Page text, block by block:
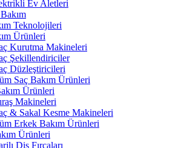
Ev Aletleri
Teknolojileri
Ürünleri
Kurutma Makineleri
Şekillendiriciler
Düzleştiricileri
Saç Bakım Ürünleri
Ürünleri
Makineleri
& Sakal Kesme Makineleri
Erkek Bakım Ürünleri
Ürünleri
Diş Fırçaları